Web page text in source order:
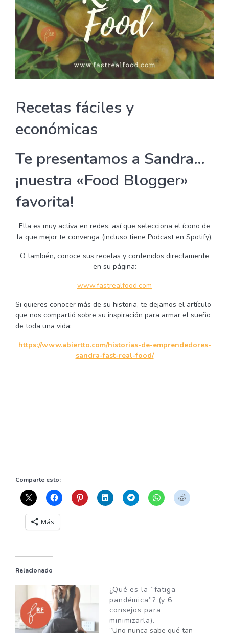
Recetas fáciles y
económicas
Te presentamos a Sandra…
¡nuestra «Food Blogger»
favorita!
Ella es muy activa en redes, así que selecciona el ícono de
la que mejor te convenga (incluso tiene Podcast en Spotify).
O también, conoce sus recetas y contenidos directamente
en su página:
www.fastrealfood.com
Si quieres conocer más de su historia, te dejamos el artículo
que nos compartió sobre su inspiración para armar el sueño
de toda una vida:
https://www.abiertto.com/historias-de-emprendedores-
sandra-fast-real-food/
Comparte esto:
Más
Relacionado
¿Qué es la “fatiga
pandémica”? (y 6
consejos para
minimizarla).
“Uno nunca sabe qué tan